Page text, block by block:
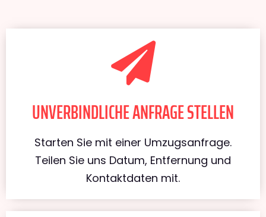
UNVERBINDLICHE ANFRAGE STELLEN
Starten Sie mit einer Umzugsanfrage.
Teilen Sie uns Datum, Entfernung und
Kontaktdaten mit.